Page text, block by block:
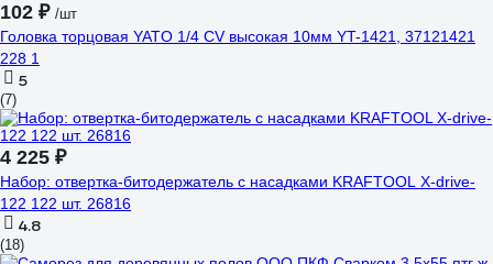
102 ₽ /шт
Головка торцовая YATO 1/4 CV высокая 10мм YT-1421, 37121421
228 1
5
(7)
4 225 ₽
Набор: отвертка-битодержатель с насадками KRAFTOOL X-drive-
122 122 шт. 26816
4.8
(18)